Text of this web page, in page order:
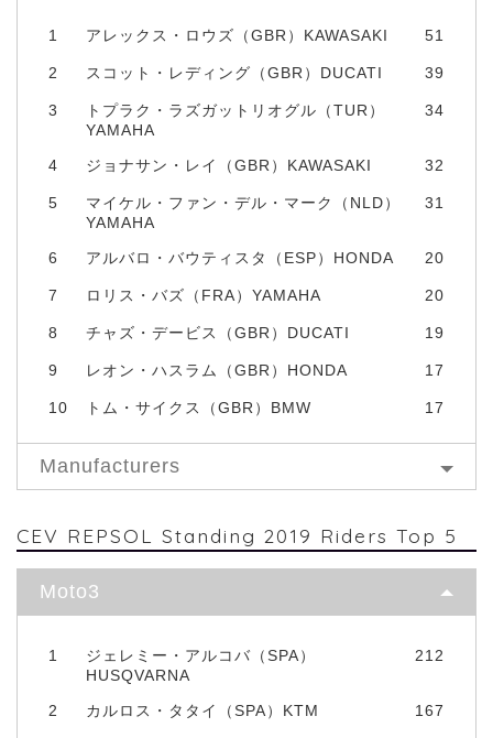
1 アレックス・ロウズ（GBR）KAWASAKI 51
2 スコット・レディング（GBR）DUCATI 39
3
トプラク・ラズガットリオグル（TUR）
YAMAHA
34
4 ジョナサン・レイ（GBR）KAWASAKI 32
5
マイケル・ファン・デル・マーク（NLD）
YAMAHA
31
6 アルバロ・バウティスタ（ESP）HONDA 20
7 ロリス・バズ（FRA）YAMAHA 20
8 チャズ・デービス（GBR）DUCATI 19
9 レオン・ハスラム（GBR）HONDA 17
10 トム・サイクス（GBR）BMW 17
Manufacturers
CEV REPSOL Standing 2019 Riders Top 5
Moto3
1
ジェレミー・アルコバ（SPA）
HUSQVARNA
212
2 カルロス・タタイ（SPA）KTM 167